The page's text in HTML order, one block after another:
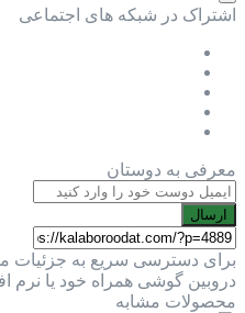
اشتراک در شبکه های اجتماعی
معرفی به دوستان
ارسال
برای دسترسی سریع به جزئیات
دروبین گوشی همراه خود یا نرم
محصولات مشابه